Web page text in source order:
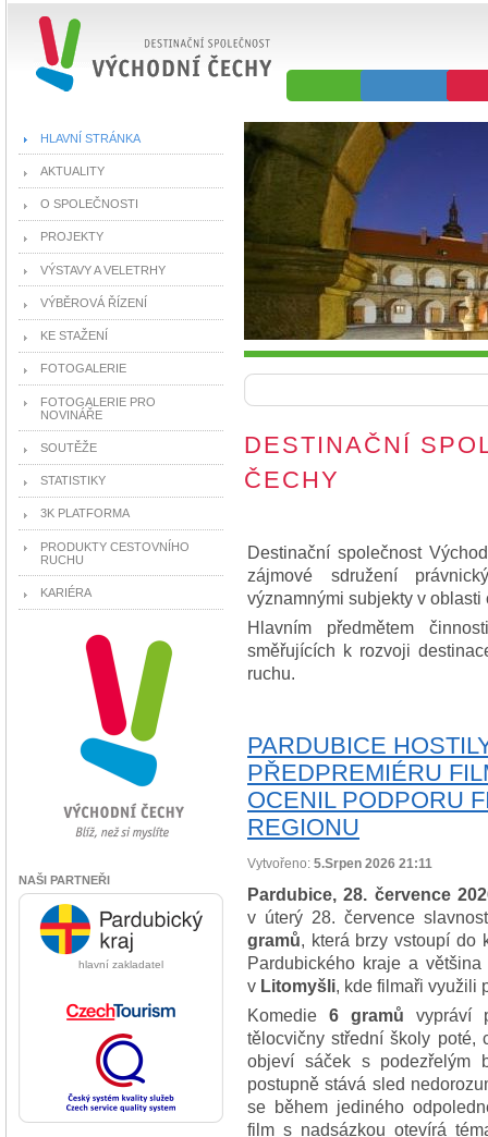
HLAVNÍ STRÁNKA
AKTUALITY
O SPOLEČNOSTI
PROJEKTY
VÝSTAVY A VELETRHY
VÝBĚROVÁ ŘÍZENÍ
KE STAŽENÍ
FOTOGALERIE
FOTOGALERIE PRO
NOVINÁŘE
SOUTĚŽE
STATISTIKY
3K PLATFORMA
PRODUKTY CESTOVNÍHO
RUCHU
KARIÉRA
NAŠI PARTNEŘI
hlavní zakladatel
DESTINAČNÍ
ČECHY
Destinační společnost
zájmové sdružení
významnými subjekty v oblasti
Hlavním předmětem
směřujících k rozvoji
ruchu.
PARDUBICE
PŘEDPREMIÉRU
OCENIL PODPORU
REGIONU
Vytvořeno: 5.Srpen 2026 21:11
Pardubice, 28. července
v úterý 28. července
gramů, která brzy vstoupí do
Pardubického kraje a
v Litomyšli, kde filmaři využili
Komedie6 gramů vypráví
tělocvičny střední školy poté,
objeví sáček s podezřelým
postupně stává sled
se během jediného
film s nadsázkou otevírá